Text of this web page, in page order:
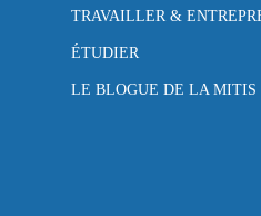
TRAVAILLER &
ÉTUDIER
LE BLOGUE DE LA MITIS